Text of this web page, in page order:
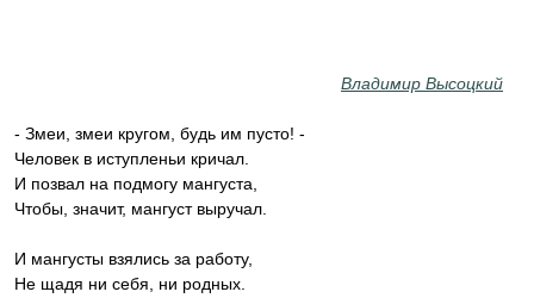
Владимир Высоцкий
- Змеи, змеи кругом, будь им пусто! -
Человек в иступленьи кричал.
И позвал на подмогу мангуста,
Чтобы, значит, мангуст выручал.
И мангусты взялись за работу,
Не щадя ни себя, ни родных.